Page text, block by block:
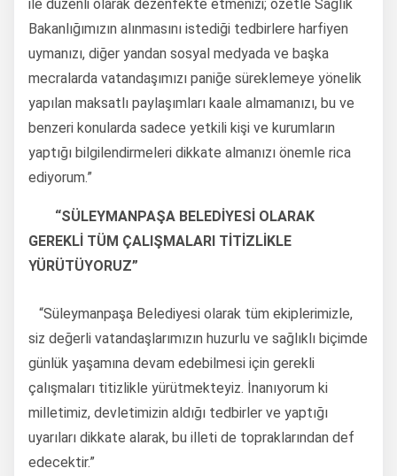
ile düzenli olarak dezenfekte etmenizi; özetle Sağlık
Bakanlığımızın alınmasını istediği tedbirlere harfiyen
uymanızı, diğer yandan sosyal medyada ve başka
mecralarda vatandaşımızı paniğe süreklemeye yönelik
yapılan maksatlı paylaşımları kaale almamanızı, bu ve
benzeri konularda sadece yetkili kişi ve kurumların
yaptığı bilgilendirmeleri dikkate almanızı önemle rica
ediyorum.”
“SÜLEYMANPAŞA BELEDİYESİ OLARAK
GEREKLİ TÜM ÇALIŞMALARI TİTİZLİKLE
YÜRÜTÜYORUZ”
“Süleymanpaşa Belediyesi olarak tüm ekiplerimizle,
siz değerli vatandaşlarımızın huzurlu ve sağlıklı biçimde
günlük yaşamına devam edebilmesi için gerekli
çalışmaları titizlikle yürütmekteyiz. İnanıyorum ki
milletimiz, devletimizin aldığı tedbirler ve yaptığı
uyarıları dikkate alarak, bu illeti de topraklarından def
edecektir.”